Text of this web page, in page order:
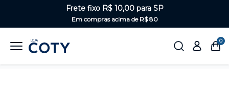
Frete fixo R$ 10,00 para SP
Em compras acima de R$ 80
0